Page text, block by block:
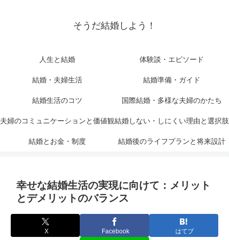
そうだ結婚しよう！
人生と結婚 体験談・エピソード
結婚・夫婦生活 結婚準備・ガイド
結婚生活のコツ 国際結婚・多様な夫婦のかたち
夫婦のコミュニケーションと価値観結婚しない・しにくい理由と選択肢
結婚とお金・制度 結婚後のライフプランと将来設計
幸せな結婚生活の実現に向けて：メリット
とデメリットのバランス
X Facebook はてブ